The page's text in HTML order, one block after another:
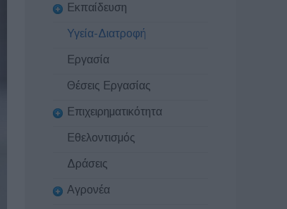
Εκπαίδευση
Υγεία-Διατροφή
Εργασία
Θέσεις Εργασίας
Επιχειρηματικότητα
Εθελοντισμός
Δράσεις
Αγρονέα